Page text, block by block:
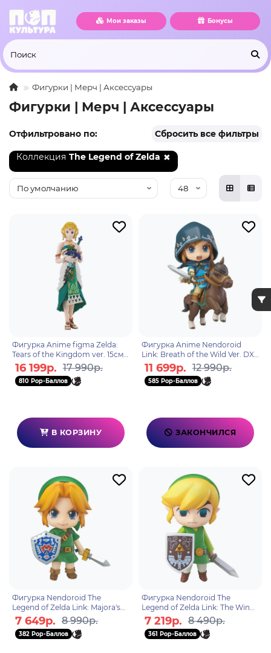
Мои заказы Бонусы
Фигурки | Мерч | Аксессуары
Фигурки | Мерч | Аксессуары
Отфильтровано по: Сбросить все фильтры
Коллекция The Legend of Zelda
Фигурка Anime figma Zelda:
Tears of the Kingdom ver. 15см.
4580590200326
16 199р. 17 990р.
810 Pop-Баллов
В КОРЗИНУ
Фигурка Anime Nendoroid
Link: Breath of the Wild Ver. DX
Edition 10см. 4571697187665
11 699р. 12 990р.
585 Pop-Баллов
ЗАКОНЧИЛСЯ
Фигурка Nendoroid The
Legend of Zelda Link: Majora's
Mask 3D Ver. 10см
7 649р. 8 990р.
382 Pop-Баллов
Фигурка Nendoroid The
Legend of Zelda Link: The Wind
Waker ver. 10см
7 219р. 8 490р.
361 Pop-Баллов